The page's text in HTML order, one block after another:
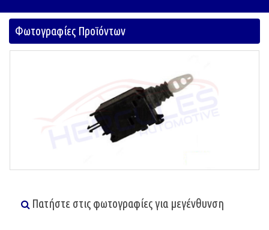
Φωτογραφίες Προϊόντων
Πατήστε στις φωτογραφίες για μεγένθυνση